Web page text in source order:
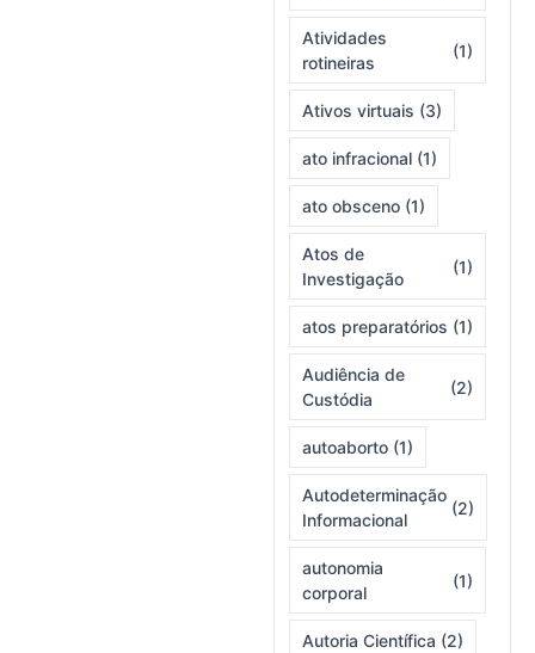
Atividades
rotineiras
(1)
Ativos virtuais (3)
ato infracional (1)
ato obsceno (1)
Atos de
Investigação
(1)
atos preparatórios (1)
Audiência de
Custódia
(2)
autoaborto (1)
Autodeterminação
Informacional
(2)
autonomia
corporal
(1)
Autoria Científica (2)